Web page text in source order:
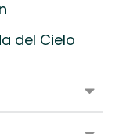
del Cielo